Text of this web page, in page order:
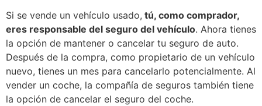
Si se vende un vehículo usado, tú, como comprador,
eres responsable del seguro del vehículo. Ahora tienes
la opción de mantener o cancelar tu seguro de auto.
Después de la compra, como propietario de un vehículo
nuevo, tienes un mes para cancelarlo potencialmente. Al
vender un coche, la compañía de seguros también tiene
la opción de cancelar el seguro del coche.